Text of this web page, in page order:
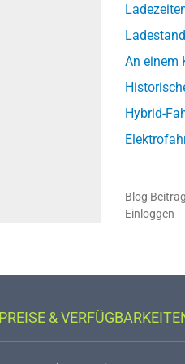
An einem
Hybrid-
Blog
Einloggen
PREISE &